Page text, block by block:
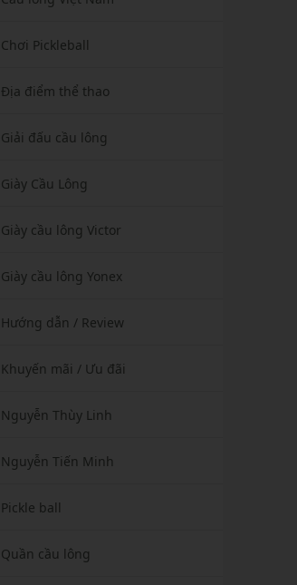
Chơi Pickleball
Địa điểm thể thao
Giải đấu cầu lông
Giày Cầu Lông
Giày cầu lông Victor
Giày cầu lông Yonex
Hướng dẫn / Review
Khuyến mãi / Ưu đãi
Nguyễn Thùy Linh
Nguyễn Tiến Minh
Pickle ball
Quần cầu lông